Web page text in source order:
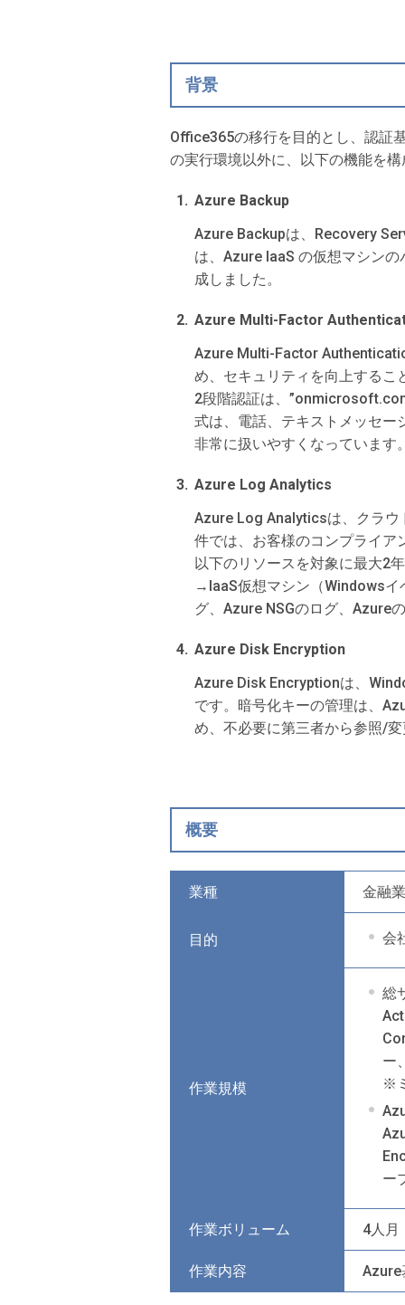
背景
Office365の移行を目的とし、認証
の実行環境以外に、以下の機能を
Azure Backup
Azure Backupは、Recovery
は、Azure IaaS の仮想マシン
成しました。
Azure Multi-Factor
Azure Multi-Factor
め、セキュリティを向上するこ
2段階認証は、
式は、電話、テキストメッセー
非常に扱いやすくなっています
Azure Log Analytics
Azure Log Analyticsは、クラウ
件では、お客様のコンプライ
以下のリソースを対象に最大2
→IaaS仮想マシン（Windowsイ
グ、Azure NSGのログ、Azure
Azure Disk Encryption
Azure Disk Encryptionは、
です。暗号化キーの管理は、
め、不必要に第三者から参照/
概要
業種 金融業
目的 会
作業規模
総
ー
※
ー
作業ボリューム 4人月
作業内容 Azure